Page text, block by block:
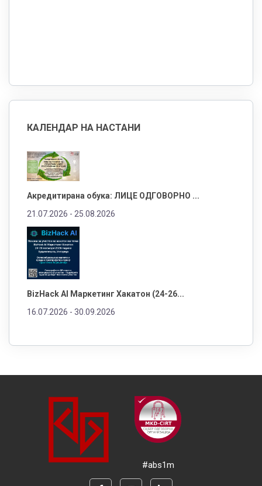
КАЛЕНДАР НА НАСТАНИ
Акредитирана обука: ЛИЦЕ ОДГОВОРНО ...
21.07.2026 - 25.08.2026
BizHack AI Маркетинг Хакатон (24-26...
16.07.2026 - 30.09.2026
#abs1m